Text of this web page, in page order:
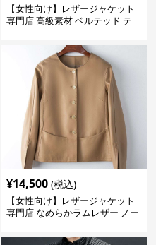
【女性向け】レザージャケット
専門店 高級素材 ベルテッド テ
¥14,500 (税込)
【女性向け】レザージャケット
専門店 なめらかラムレザー ノー